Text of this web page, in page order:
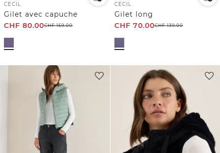
CECIL
Gilet avec capuche
CHF 80.00CHF159.00
CECIL
Gilet long
CHF 70.00CHF139.00